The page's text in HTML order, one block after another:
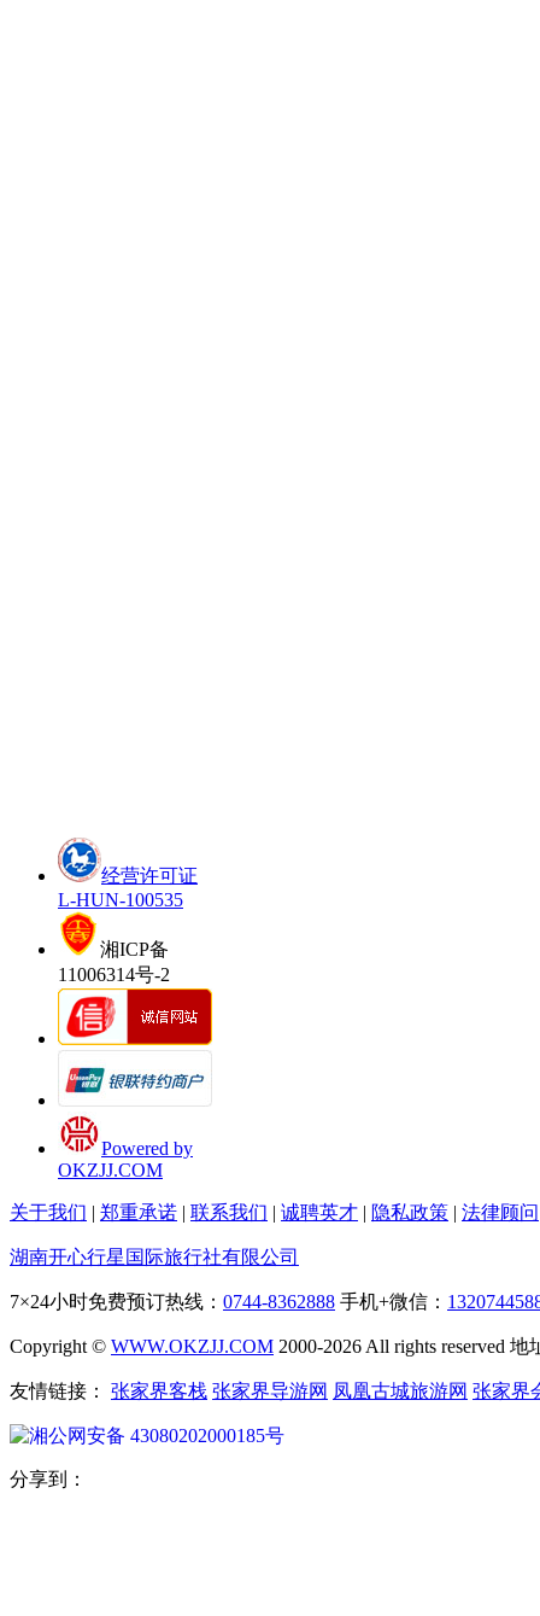
经营许可证
L-HUN-100535
湘ICP备
11006314号-2
Powered by
OKZJJ.COM
关于我们 | 郑重承诺 | 联系我们 | 诚聘英才 | 隐私政策 | 法律顾问
湖南开心行星国际旅行社有限公司
7×24小时免费预订热线： 0744-8362888 手机+微信：
Copyright © WWW.OKZJJ.COM 2000-2026 All rights reserved
友情链接： 张家界客栈 张家界导游网 凤凰古城旅游网 张家界
湘公网安备 43080202000185号
分享到：